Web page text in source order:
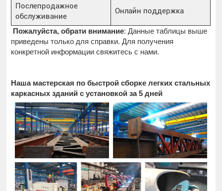
Послепродажное
обслуживание
Онлайн поддержка
Пожалуйста, обрати внимание: Данные таблицы выше
приведены только для справки. Для получения
конкретной информации свяжитесь с нами.
Наша мастерская по быстрой сборке легких стальных
каркасных зданий с установкой за 5 дней